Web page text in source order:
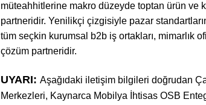
müteahhitlerine makro düzeyde toptan ürün ve
partneridir. Yenilikçi çizgisiyle pazar
tüm seçkin kurumsal b2b iş ortakları, mimarlık
çözüm partneridir.
UYARI: Aşağıdaki iletişim bilgileri doğrudan
Merkezleri, Kaynarca Mobilya İhtisas OSB